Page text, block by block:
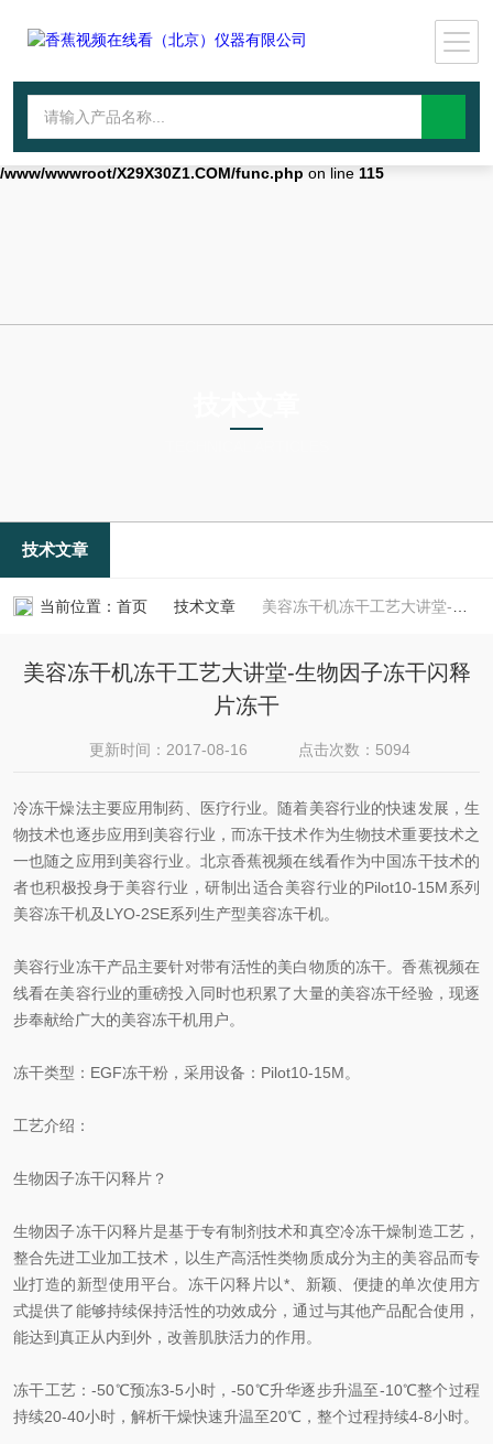
Warning: mkdir(): No space left on device in
file_put_contents(./cachefile_yuan/qhdybl.com/cache/af/b9a67/
failed to open stream: No such file or directory in
/www/wwwroot/X29X30Z1.COM/func.php on line 115
技术文章
当前位置： 首页 技术文章 美容冻干机冻干工艺大讲堂-生物因子冻干闪释片冻干
美容冻干机冻干工艺大讲堂-生物因子冻干闪释
片冻干
更新时间：2017-08-16 点击次数：5094
冷冻干燥法主要应用制药、医疗行业。随着美容行业的快速发展，生
物技术也逐步应用到美容行业，而冻干技术作为生物技术重要技术之
一也随之应用到美容行业。北京香蕉视频在线看作为中国冻干技术的
者也积极投身于美容行业，研制出适合美容行业的Pilot10-15M系列
美容冻干机及LYO-2SE系列生产型美容冻干机。
美容行业冻干产品主要针对带有活性的美白物质的冻干。香蕉视频在
线看在美容行业的重磅投入同时也积累了大量的美容冻干经验，现逐
步奉献给广大的美容冻干机用户。
冻干类型：EGF冻干粉，采用设备：Pilot10-15M。
工艺介绍：
生物因子冻干闪释片？
生物因子冻干闪释片是基于专有制剂技术和真空冷冻干燥制造工艺，
整合先进工业加工技术，以生产高活性类物质成分为主的美容品而专
业打造的新型使用平台。冻干闪释片以*、新颖、便捷的单次使用方
式提供了能够持续保持活性的功效成分，通过与其他产品配合使用，
能达到真正从内到外，改善肌肤活力的作用。
冻干工艺：-50℃预冻3-5小时，-50℃升华逐步升温至-10℃整个过程
持续20-40小时，解析干燥快速升温至20℃，整个过程持续4-8小时。